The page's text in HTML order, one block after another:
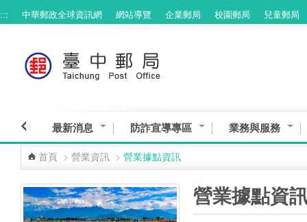
跳到主要內容區塊
::: 中華郵政全球資訊網 網站導覽 企業郵局 校園郵局 兒童郵局
最新消息 防詐宣導專區 業務與服務
首頁 > 營業資訊 > 營業據點資訊
營業據點資